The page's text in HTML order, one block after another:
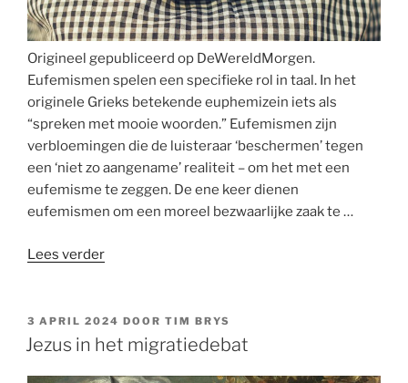
Origineel gepubliceerd op DeWereldMorgen.
Eufemismen spelen een specifieke rol in taal. In het
originele Grieks betekende euphemizein iets als
“spreken met mooie woorden.” Eufemismen zijn
verbloemingen die de luisteraar ‘beschermen’ tegen
een ‘niet zo aangename’ realiteit – om het met een
eufemisme te zeggen. De ene keer dienen
eufemismen om een moreel bezwaarlijke zaak te …
Lees verder“Bekommer
wie
levensmoe
GEPLAATST
OP
3 APRIL 2024 DOOR TIM BRYS
Jezus in het migratiedebat